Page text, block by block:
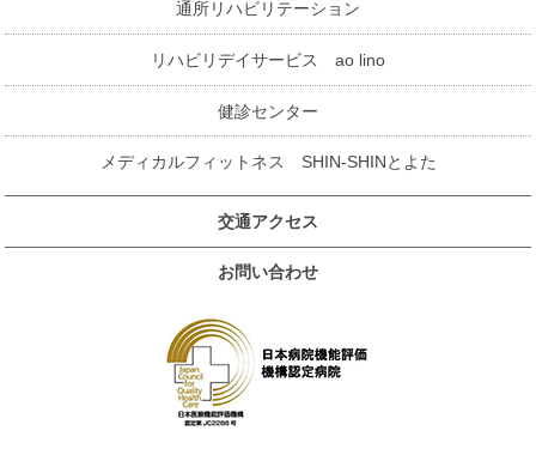
通所リハビリテーション
リハビリデイサービス ao lino
健診センター
メディカルフィットネス SHIN-SHINとよた
交通アクセス
お問い合わせ